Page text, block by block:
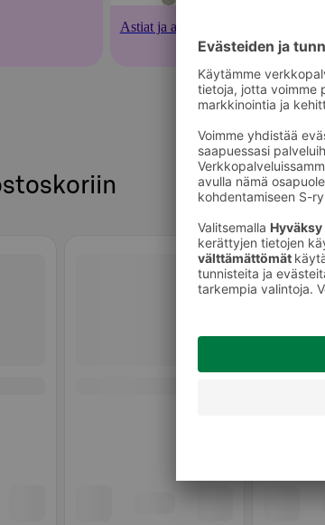
Astiat ja aterimet